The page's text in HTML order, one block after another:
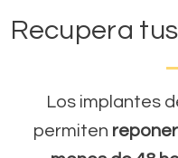
Recupera
Los implantes
permiten